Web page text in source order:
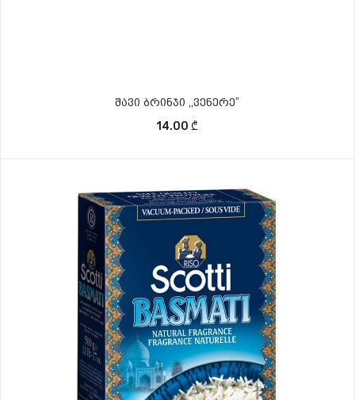
შავი ბრინჯი ,,ვენერე”
14.00 ₾